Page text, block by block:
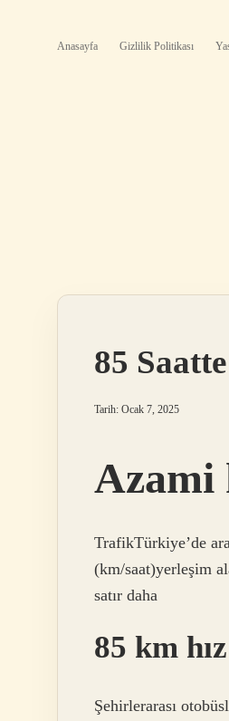
Anasayfa Gizlilik Politikası
85
Tarih: Ocak 7, 2025
Azami
TrafikTürkiye’de
(km/saat)yerleşim
satır daha
85 km
Şehirlerarası